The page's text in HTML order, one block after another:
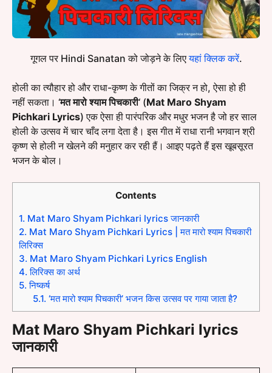
गूगल पर Hindi Sanatan को जोड़ने के लिएयहां क्लिक करें.
होली का त्यौहार हो और राधा-कृष्ण के गीतों का जिक्र न हो, ऐसा हो ही
नहीं सकता। ‘मत मारो श्याम पिचकारी‘ (Mat Maro Shyam
Pichkari Lyrics) एक ऐसा ही पारंपरिक और मधुर भजन है जो हर साल
होली के उत्सव में चार चाँद लगा देता है। इस गीत में राधा रानी भगवान श्री
कृष्ण से होली न खेलने की मनुहार कर रही हैं। आइए पढ़ते हैं इस खूबसूरत
भजन के बोल।
Contents
1. Mat Maro Shyam Pichkari lyrics जानकारी
2. Mat Maro Shyam Pichkari Lyrics | मत मारो श्याम पिचकारी
लिरिक्स
3. Mat Maro Shyam Pichkari Lyrics English
4. लिरिक्स का अर्थ
5. निष्कर्ष
5.1. ‘मत मारो श्याम पिचकारी’ भजन किस उत्सव पर गाया जाता है?
Mat Maro Shyam Pichkari lyrics
जानकारी